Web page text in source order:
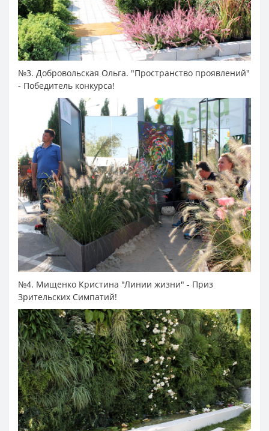
№3. Добровольская Ольга. "Пространство проявлений"
- Победитель конкурса!
№4. Мищенко Кристина "Линии жизни" - Приз
Зрительских Симпатий!